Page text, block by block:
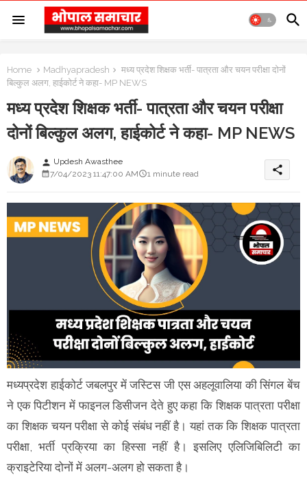
Home Madhyapradesh
मध्य प्रदेश शिक्षक भर्ती- पात्रता और चयन परीक्षा दोनों
बिल्कुल अलग, हाईकोर्ट ने कहा- MP NEWS
मध्य प्रदेश शिक्षक भर्ती- पात्रता और चयन परीक्षा
दोनों बिल्कुल अलग, हाईकोर्ट ने कहा- MP NEWS
person Updesh Awasthee
7/04/2023 11:47:00 AM
1 minute read share
मध्यप्रदेश हाईकोर्ट जबलपुर में जस्टिस जी एस अहलूवालिया की सिंगल बेंच
ने एक पिटीशन में फाइनल डिसीजन देते हुए कहा कि शिक्षक पात्रता परीक्षा
का शिक्षक चयन परीक्षा से कोई संबंध नहीं है। यहां तक कि शिक्षक पात्रता
परीक्षा, भर्ती प्रक्रिया का हिस्सा नहीं है। इसलिए एलिजिबिलिटी का
क्राइटेरिया दोनों में अलग-अलग हो सकता है।